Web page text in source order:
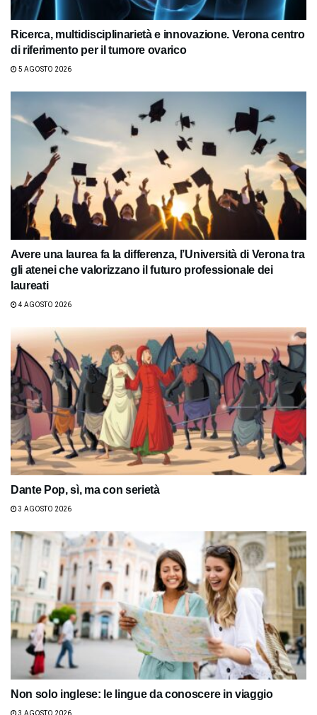
Ricerca, multidisciplinarietà e innovazione. Verona centro
di riferimento per il tumore ovarico
5 AGOSTO 2026
Avere una laurea fa la differenza, l’Università di Verona tra
gli atenei che valorizzano il futuro professionale dei
laureati
4 AGOSTO 2026
Dante Pop, sì, ma con serietà
3 AGOSTO 2026
Non solo inglese: le lingue da conoscere in viaggio
3 AGOSTO 2026